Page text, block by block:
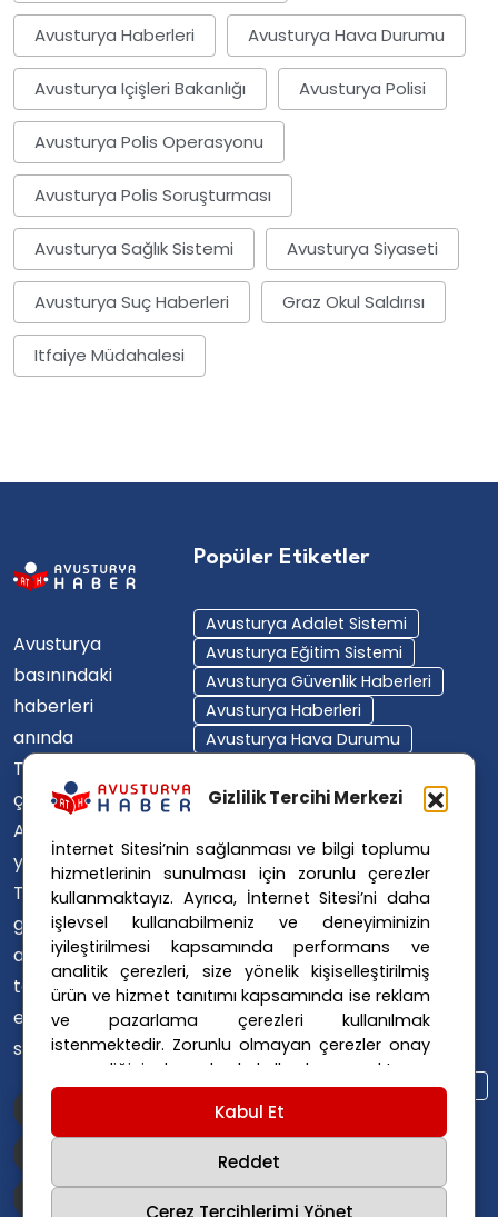
Gizlilik Tercihi Merkezi
İnternet Sitesi’nin sağlanması ve bilgi toplumu
hizmetlerinin sunulması için zorunlu çerezler
kullanmaktayız. Ayrıca, İnternet Sitesi’ni daha
işlevsel kullanabilmeniz ve deneyiminizin
iyileştirilmesi kapsamında performans ve
analitik çerezleri, size yönelik kişiselleştirilmiş
ürün ve hizmet tanıtımı kapsamında ise reklam
ve pazarlama çerezleri kullanılmak
istenmektedir. Zorunlu olmayan çerezler onay
vermediğiniz durumlarda kullanılmayacaktır.
Ayarlarınız 365 gün saklanır.
veGizlilik Politikasıiçin linklere tıklayınız.
Kabul Et
Reddet
Çerez Tercihlerimi Yönet
Avusturya Haberleri Avusturya Hava Durumu
Avusturya Içişleri Bakanlığı Avusturya Polisi
Avusturya Polis Operasyonu
Avusturya Polis Soruşturması
Avusturya Sağlık Sistemi Avusturya Siyaseti
Avusturya Suç Haberleri Graz Okul Saldırısı
Itfaiye Müdahalesi
Avusturya
basınındaki
haberleri
anında
Türkçe'ye
çevirerek,
Avusturya'da
yaşayan
Türklerin ülke
gündemini
ana dillerinde
takip
etmelerini
sağlıyoruz.
Popüler Etiketler
Avusturya Adalet Sistemi
Avusturya Eğitim Sistemi
Avusturya Güvenlik Haberleri
Avusturya Haberleri
Avusturya Hava Durumu
Avusturya Polisi
Avusturya Polis Soruşturması
Avusturya Sağlık Sistemi
Avusturya Siyaseti
Avusturya Suç Haberleri
Avusturya Trafik Haberleri
Donald Trump
FPÖ
Graz Okul Saldırısı
Internet Dolandırıcılığı
Itfaiye Müdahalesi
Viyana Polisi
Viyana Suç Haberleri